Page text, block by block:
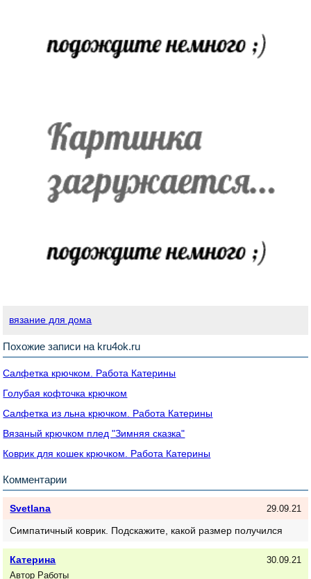
вязание для дома
Похожие записи на kru4ok.ru
Салфетка крючком. Работа Катерины
Голубая кофточка крючком
Салфетка из льна крючком. Работа Катерины
Вязаный крючком плед "Зимняя сказка"
Коврик для кошек крючком. Работа Катерины
Комментарии
Svetlana 29.09.21
Симпатичный коврик. Подскажите, какой размер получился
Катерина
Автор Работы
30.09.21